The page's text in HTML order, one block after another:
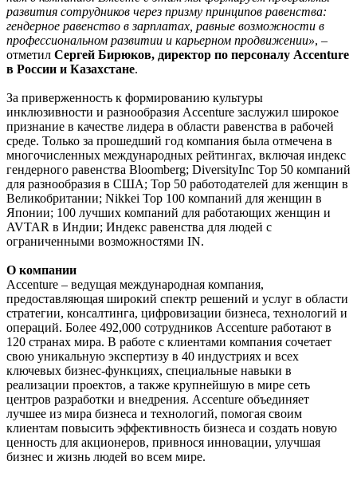
развития сотрудников через призму принципов равенства:
гендерное равенство в зарплатах, равные возможности в
профессиональном развитии и карьерном продвижении», –
отметил Сергей Бирюков, директор по персоналу Accenture
в России и Казахстане.
За приверженность к формированию культуры
инклюзивности и разнообразия Accenture заслужил широкое
признание в качестве лидера в области равенства в рабочей
среде. Только за прошедший год компания была отмечена в
многочисленных международных рейтингах, включая индекс
гендерного равенства Bloomberg; DiversityInc Top 50 компаний
для разнообразия в США; Top 50 работодателей для женщин в
Великобритании; Nikkei Top 100 компаний для женщин в
Японии; 100 лучших компаний для работающих женщин и
AVTAR в Индии; Индекс равенства для людей с
ограниченными возможностями IN.
О компании
Accenture – ведущая международная компания,
предоставляющая широкий спектр решений и услуг в области
стратегии, консалтинга, цифровизации бизнеса, технологий и
операций. Более 492,000 сотрудников Accenture работают в
120 странах мира. В работе с клиентами компания сочетает
свою уникальную экспертизу в 40 индустриях и всех
ключевых бизнес-функциях, специальные навыки в
реализации проектов, а также крупнейшую в мире сеть
центров разработки и внедрения. Accenture объединяет
лучшее из мира бизнеса и технологий, помогая своим
клиентам повысить эффективность бизнеса и создать новую
ценность для акционеров, привнося инновации, улучшая
бизнес и жизнь людей во всем мире.